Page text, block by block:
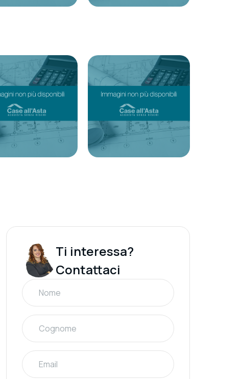
Ti interessa?
Contattaci